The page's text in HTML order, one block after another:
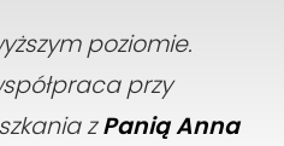
poziomie.
przy
zPanią Anna